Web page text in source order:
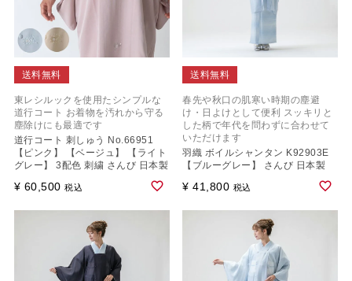
送料無料
東レシルックを使用たシンプルな
道行コート お着物を汚れから守る
塵除けにも最適です
道行コート 刺しゅう No.66951
【ピンク】 【ベージュ】 【ライト
グレー】 3配色 刺繍 さんび 日本製
¥ 60,500 税込
送料無料
春先や秋口の肌寒い時期の塵避
け・日よけとして便利 スッキリと
した柄で年代を問わずに合わせて
いただけます
羽織 ボイルシャンタン K92903E
【ブルーグレー】 さんび 日本製
¥ 41,800 税込